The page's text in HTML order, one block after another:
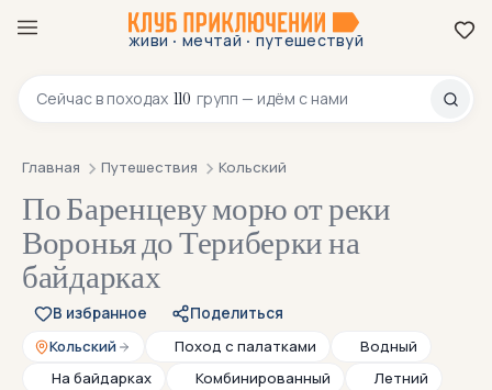
живи · мечтай · путешествуй
Сейчас в походах 110 групп — идём с нами
8 800 200-70-23
Главная Путешествия Кольский
По Баренцеву морю от реки
Воронья до Териберки на
байдарках
В избранное
Поделиться
Кольский
Поход с палатками
Водный
На байдарках
Комбинированный Летний